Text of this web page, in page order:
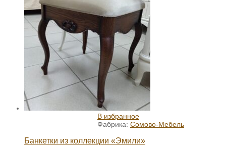
В избранное
Фабрика: Сомово-Мебель
Банкетки из коллекции «Эмили»